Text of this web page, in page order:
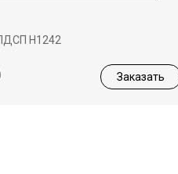
Н1242
Заказать